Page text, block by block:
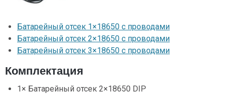
Батарейный отсек 1×18650 с проводами
Батарейный отсек 2×18650 с проводами
Батарейный отсек 3×18650 с проводами
Комплектация
1× Батарейный отсек 2×18650 DIP